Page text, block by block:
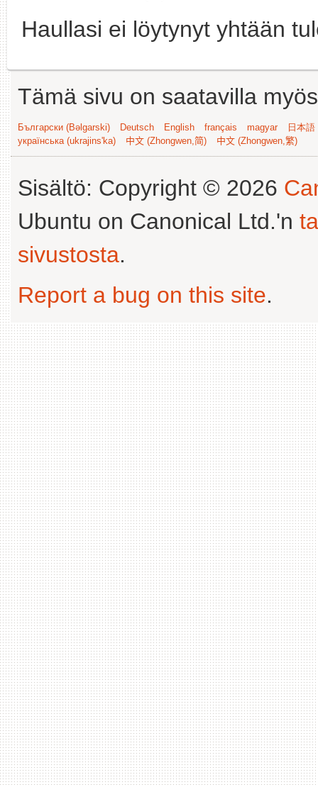
Haullasi ei löytynyt yhtään
Tämä sivu on saatavilla
Български (Bəlgarski) Deutsch English français magyar
日本
українська (ukrajins'ka)
中文 (Zhongwen,简) 中文 (Zhongwen,繁)
Sisältö: Copyright © 2026
Ubuntu on Canonical Ltd.'n
sivustosta.
Report a bug on this site.